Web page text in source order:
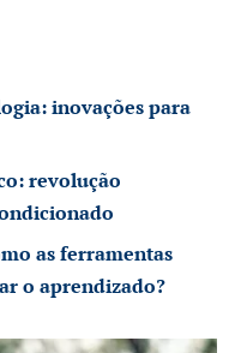
inovações para
revolução
as ferramentas
o aprendizado?